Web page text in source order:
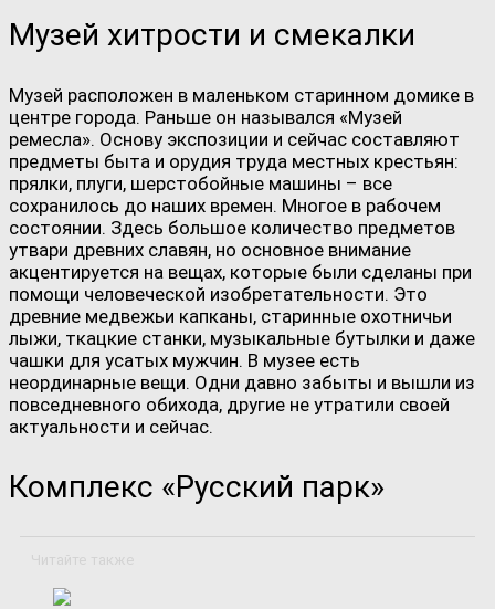
Музей хитрости и смекалки
Музей расположен в маленьком старинном домике в
центре города. Раньше он назывался «Музей
ремесла». Основу экспозиции и сейчас составляют
предметы быта и орудия труда местных крестьян:
прялки, плуги, шерстобойные машины – все
сохранилось до наших времен. Многое в рабочем
состоянии. Здесь большое количество предметов
утвари древних славян, но основное внимание
акцентируется на вещах, которые были сделаны при
помощи человеческой изобретательности. Это
древние медвежьи капканы, старинные охотничьи
лыжи, ткацкие станки, музыкальные бутылки и даже
чашки для усатых мужчин. В музее есть
неординарные вещи. Одни давно забыты и вышли из
повседневного обихода, другие не утратили своей
актуальности и сейчас.
Комплекс «Русский парк»